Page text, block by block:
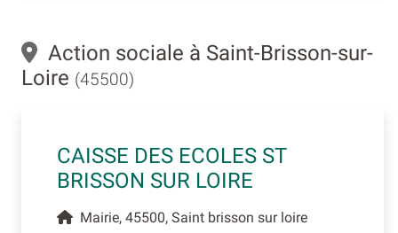
Action sociale à Saint-Brisson-sur-
Loire (45500)
CAISSE DES ECOLES ST
BRISSON SUR LOIRE
Mairie, 45500, Saint brisson sur loire